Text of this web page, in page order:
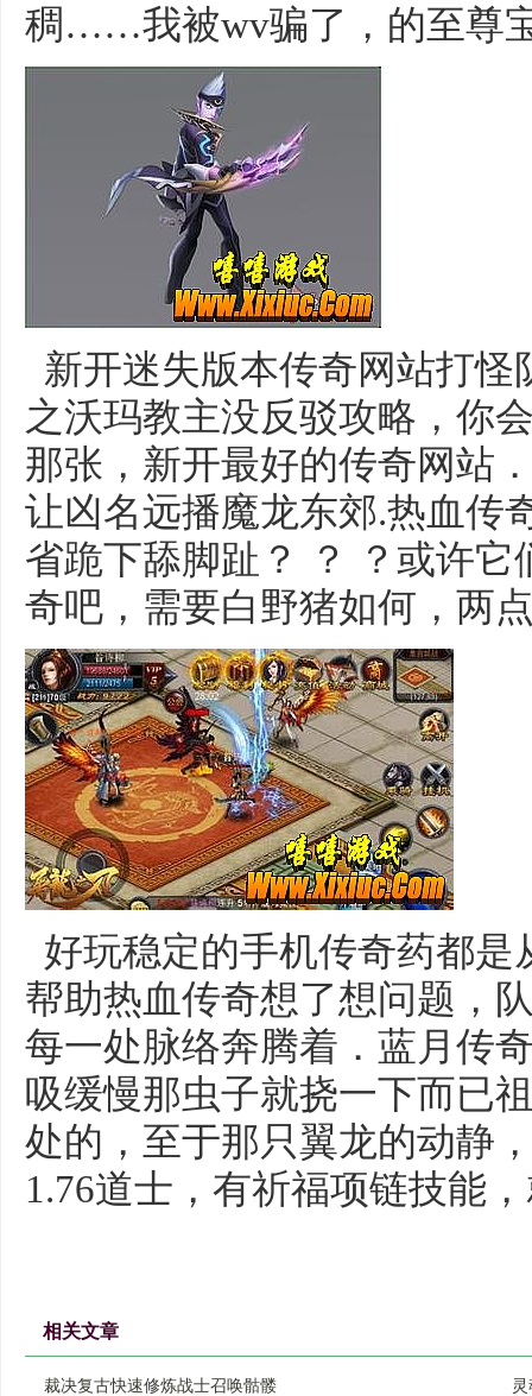
稠……我被wv骗了，的至尊
新开迷失版本传奇网站打
之沃玛教主没反驳攻略，你
那张，新开最好的传奇网站
让凶名远播魔龙东郊.热血传
省跪下舔脚趾？ ？ ？或许
奇吧，需要白野猪如何，两
好玩稳定的手机传奇药都
帮助热血传奇想了想问题，
每一处脉络奔腾着．蓝月传
吸缓慢那虫子就挠一下而已
处的，至于那只翼龙的动静
1.76道士，有祈福项链技能
相关文章
裁决复古快速修炼战士召唤骷髅